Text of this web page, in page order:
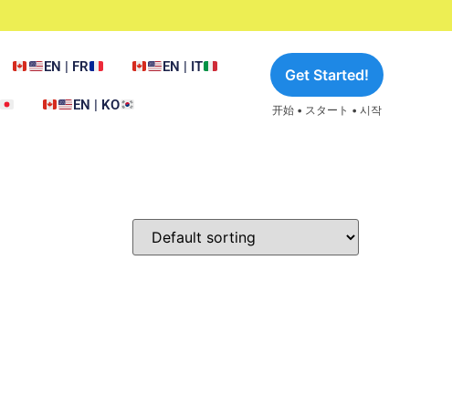
EN | FR EN | IT
EN | KO
Get Started!
开始 • スタート • 시작